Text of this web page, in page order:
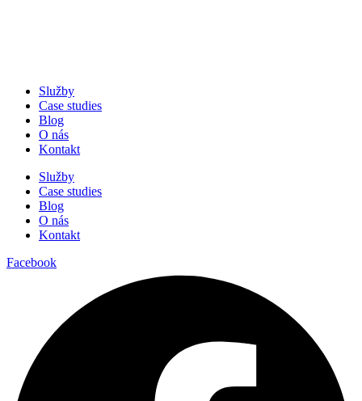
Služby
Case studies
Blog
O nás
Kontakt
Služby
Case studies
Blog
O nás
Kontakt
Facebook